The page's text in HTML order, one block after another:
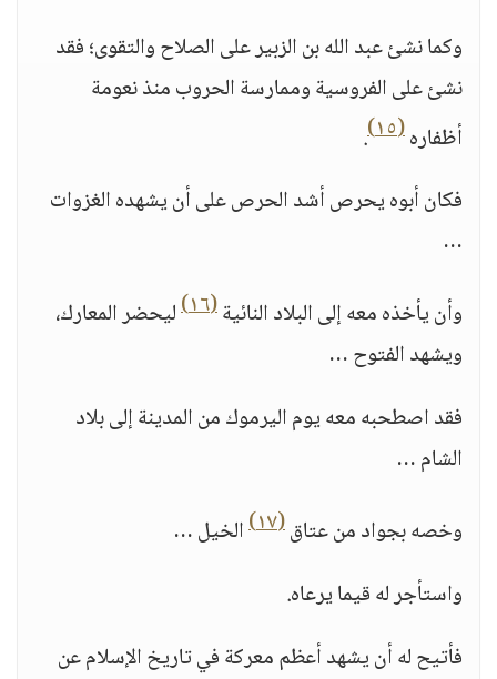
وكما نشئ عبد الله بن الزبير على الصلاح والتقوى؛ فقد
نشئ على الفروسية وممارسة الحروب منذ نعومة
أظفاره(١٥)
.
فكان أبوه يحرص أشد الحرص على أن يشهده الغزوات
…
وأن يأخذه معه إلى البلاد النائية(١٦)
ليحضر المعارك،
ويشهد الفتوح …
فقد اصطحبه معه يوم اليرموك من المدينة إلى بلاد
الشام …
وخصه بجواد من عتاق(١٧)
الخيل …
واستأجر له قيما يرعاه.
فأتيح له أن يشهد أعظم معركة في تاريخ الإسلام عن